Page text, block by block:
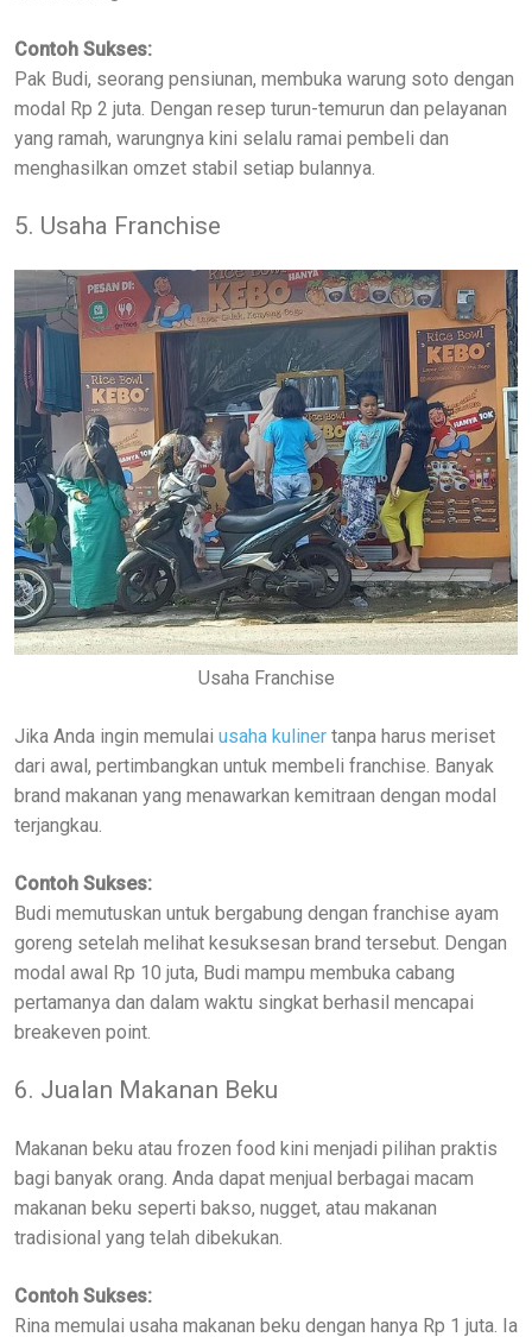
Contoh Sukses:
Pak Budi, seorang pensiunan, membuka warung soto dengan
modal Rp 2 juta. Dengan resep turun-temurun dan pelayanan
yang ramah, warungnya kini selalu ramai pembeli dan
menghasilkan omzet stabil setiap bulannya.
5. Usaha Franchise
Usaha Franchise
Jika Anda ingin memulai usaha kuliner tanpa harus meriset
dari awal, pertimbangkan untuk membeli franchise. Banyak
brand makanan yang menawarkan kemitraan dengan modal
terjangkau.
Contoh Sukses:
Budi memutuskan untuk bergabung dengan franchise ayam
goreng setelah melihat kesuksesan brand tersebut. Dengan
modal awal Rp 10 juta, Budi mampu membuka cabang
pertamanya dan dalam waktu singkat berhasil mencapai
breakeven point.
6. Jualan Makanan Beku
Makanan beku atau frozen food kini menjadi pilihan praktis
bagi banyak orang. Anda dapat menjual berbagai macam
makanan beku seperti bakso, nugget, atau makanan
tradisional yang telah dibekukan.
Contoh Sukses:
Rina memulai usaha makanan beku dengan hanya Rp 1 juta. Ia